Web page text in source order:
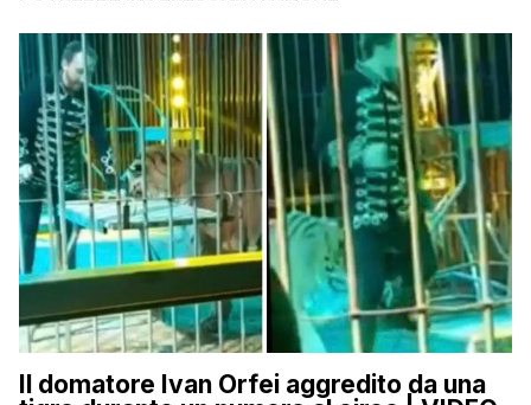
Il domatore Ivan Orfei aggredito da una